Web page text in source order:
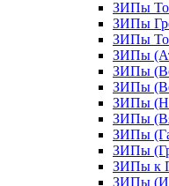
ЗИПы
ЗИПы
ЗИПы
ЗИПы
ЗИПы
ЗИПы
ЗИПы
ЗИПы
ЗИПы
ЗИПы
ЗИПы к
ЗИПы